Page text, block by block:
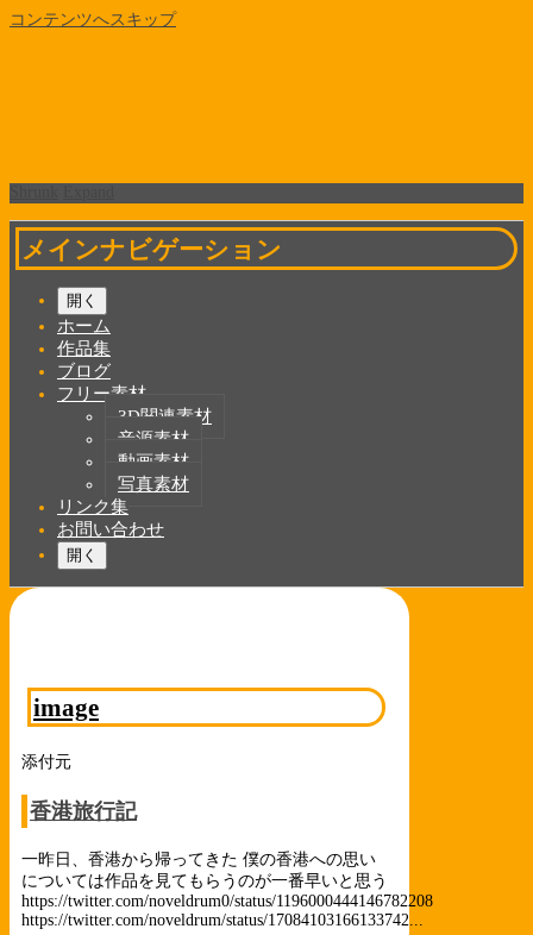
コンテンツへスキップ
メインナビゲーション
開く
ホーム
作品集
ブログ
フリー素材
3D関連素材
音源素材
動画素材
写真素材
リンク集
お問い合わせ
開く
image
添付元
香港旅行記
一昨日、香港から帰ってきた 僕の香港への思い
については作品を見てもらうのが一番早いと思う
https://twitter.com/noveldrum0/status/1196000444146782208
https://twitter.com/noveldrum/status/17084103166133742...